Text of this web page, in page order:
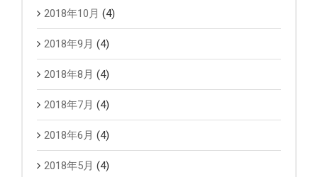
2018年10月 (4)
2018年9月 (4)
2018年8月 (4)
2018年7月 (4)
2018年6月 (4)
2018年5月 (4)